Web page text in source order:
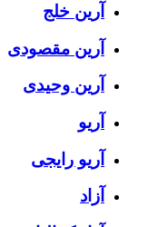
آرین خلج
آرین مقصودی
آرین وحیدی
آریو
آریو رایجی
آزاد